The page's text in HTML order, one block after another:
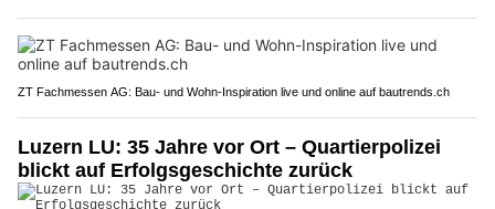
ZT Fachmessen AG: Bau- und Wohn-Inspiration live und online auf bautrends.ch
Luzern LU: 35 Jahre vor Ort – Quartierpolizei
blickt auf Erfolgsgeschichte zurück